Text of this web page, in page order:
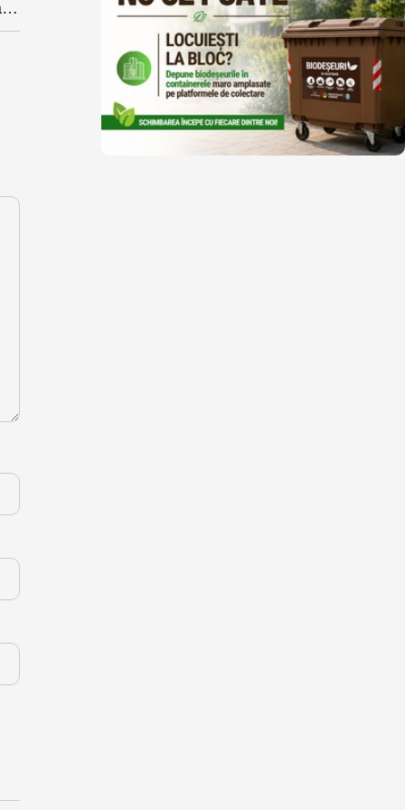
Protest preventiv astăzi în școlile din județ. A vizat draftul de măsuri de austeritate, anunțat ”pe surse”